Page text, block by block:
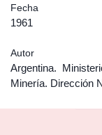
Fecha
1961
Autor
Argentina.
Minería. Dirección